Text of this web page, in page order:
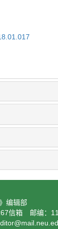
编辑部
信箱 邮编：